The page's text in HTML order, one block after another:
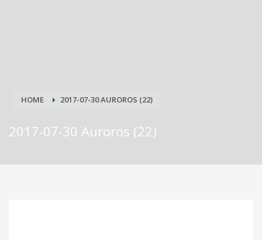
HOME 2017-07-30 AUROROS (22)
2017-07-30 Auroros (22)